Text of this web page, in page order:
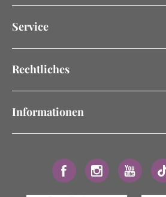
Service
Rechtliches
Informationen